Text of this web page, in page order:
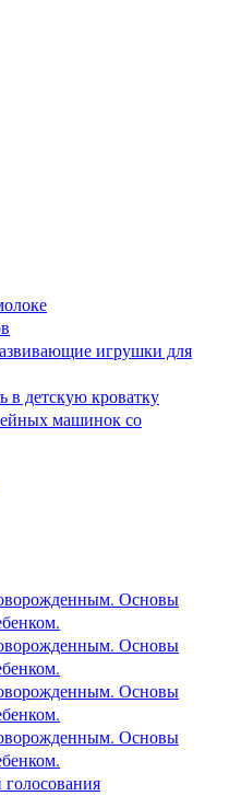
игрушки для
в детскую кроватку
машинок со
Основы
Основы
Основы
Основы